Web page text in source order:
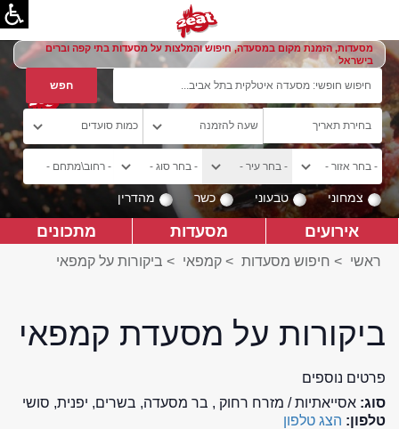
מסעדות, הזמנת מקום במסעדה, חיפוש והמלצות על מסעדות בתי קפה וברים
בישראל
צמחוני טבעוני כשר מהדרין
אירועים מסעדות מתכונים
ראשי > חיפוש מסעדות > קמפאי > ביקורות על קמפאי
ביקורות על מסעדת קמפאי
פרטים נוספים
סוג: אסייאתיות / מזרח רחוק , בר מסעדה, בשרים, יפנית, סושי
טלפון: הצג טלפון